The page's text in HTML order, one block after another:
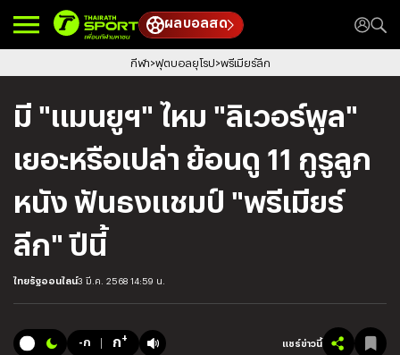
ผลบอลสด
กีฬา ฟุตบอลยุโรป พรีเมียร์ลีก
มี "แมนยูฯ" ไหม "ลิเวอร์พูล"
เยอะหรือเปล่า ย้อนดู 11 กูรูลูก
หนัง ฟันธงแชมป์ "พรีเมียร์
ลีก" ปีนี้
ไทยรัฐออนไลน์3 มี.ค. 2568 14:59 น.
-ก ก+ แชร์ข่าวนี้